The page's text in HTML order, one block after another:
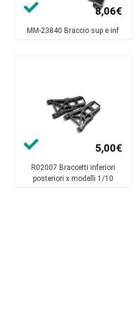
8,06€
MM-23840 Braccio sup e inf
5,00€
R02007 Braccetti inferiori
posteriori x modelli 1/10